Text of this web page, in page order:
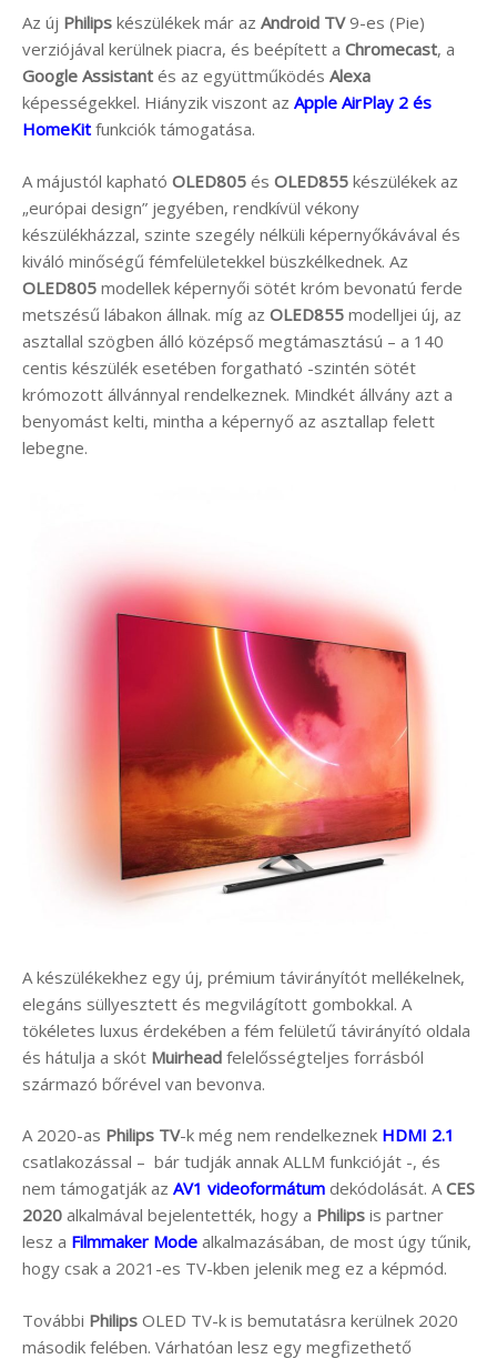
Az új Philips készülékek már az Android TV9-es (Pie)
verziójával kerülnek piacra, és beépített a Chromecast, a
Google Assistant és az együttműködés Alexa
képességekkel. Hiányzik viszont az Apple AirPlay 2 és
HomeKit funkciók támogatása.
A májustól kapható OLED805 és OLED855 készülékek az
„európai design” jegyében, rendkívül vékony
készülékházzal, szinte szegély nélküli képernyőkávával és
kiváló minőségű fémfelületekkel büszkélkednek. Az
OLED805 modellek képernyői sötét króm bevonatú ferde
metszésű lábakon állnak. míg az OLED855 modelljei új, az
asztallal szögben álló középső megtámasztású – a 140
centis készülék esetében forgatható -szintén sötét
krómozott állvánnyal rendelkeznek. Mindkét állvány azt a
benyomást kelti, mintha a képernyő az asztallap felett
lebegne.
A készülékekhez egy új, prémium távirányítót mellékelnek,
elegáns süllyesztett és megvilágított gombokkal. A
tökéletes luxus érdekében a fém felületű távirányító oldala
és hátulja a skót Muirhead felelősségteljes forrásból
származó bőrével van bevonva.
A 2020-as Philips TV-k még nem rendelkeznek HDMI 2.1
csatlakozással – bár tudják annak ALLM funkcióját -, és
nem támogatják az AV1 videoformátum dekódolását. ACES
2020 alkalmával bejelentették, hogy a Philips is partner
lesz a Filmmaker Mode alkalmazásában, de most úgy tűnik,
hogy csak a 2021-es TV-kben jelenik meg ez a képmód.
További Philips OLED TV-k is bemutatásra kerülnek 2020
második felében. Várhatóan lesz egy megfizethető